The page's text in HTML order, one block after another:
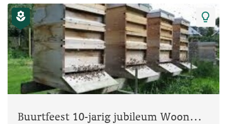
Buurtfeest 10-jarig jubileum Woongemeenschap Eikpunt